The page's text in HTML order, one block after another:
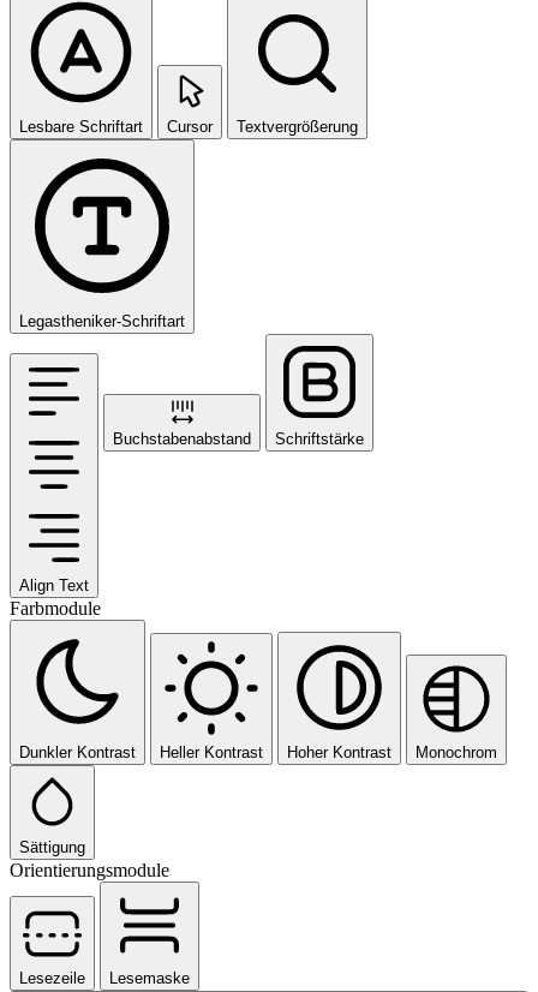
Lesbare Schriftart Cursor Textvergrößerung
Legastheniker-Schriftart
Align Text
Buchstabenabstand Schriftstärke
Farbmodule
Dunkler Kontrast Heller Kontrast Hoher Kontrast Monochrom
Sättigung
Orientierungsmodule
Lesezeile
Lesemaske